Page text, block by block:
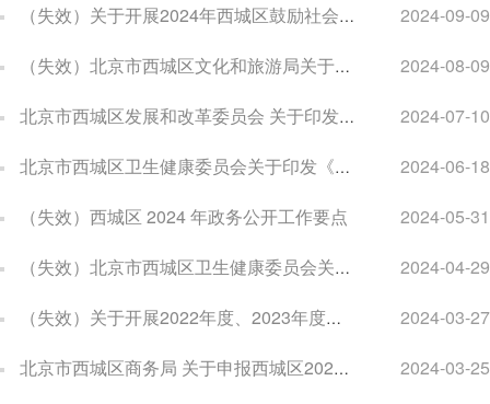
（失效）关于开展2024年西城区鼓励社会力量兴办博物馆扶持资金项目征集工作的通知
2024-09-09
（失效）北京市西城区文化和旅游局关于开展2024年度西城区实体书店、阅读空间扶持项目征集工作的通知
2024-08-09
北京市西城区发展和改革委员会 关于印发《西城区推动设备更新和消费品 以旧换新实施方案》的通知
2024-07-10
北京市西城区卫生健康委员会关于印发《北京市西城区消除艾滋病、梅毒和乙肝母婴传播行动计划实施方案》的通知
2024-06-18
（失效）西城区 2024 年政务公开工作要点
2024-05-31
（失效）北京市西城区卫生健康委员会关于印发2024年西城区妇幼健康工作要点的通知
2024-04-29
（失效）关于开展2022年度、2023年度《北京市西城区 加快推进数字经济发展若干措施（试行）》 政策条款申报的通知
2024-03-27
北京市西城区商务局 关于申报西城区2023年度生活性服务业发展建设项目的通知
2024-03-25